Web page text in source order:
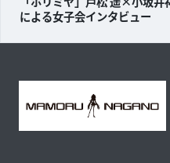
による女子会インタビュー